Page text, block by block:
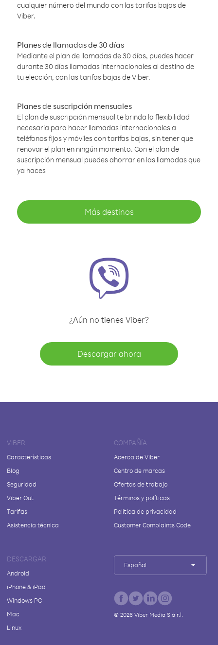
cualquier número del mundo con las tarifas bajas de
Viber.
Planes de llamadas de 30 días
Mediante el plan de llamadas de 30 días, puedes hacer
durante 30 días llamadas internacionales al destino de
tu elección, con las tarifas bajas de Viber.
Planes de suscripción mensuales
El plan de suscripción mensual te brinda la flexibilidad
necesaria para hacer llamadas internacionales a
teléfonos fijos y móviles con tarifas bajas, sin tener que
renovar el plan en ningún momento. Con el plan de
suscripción mensual puedes ahorrar en las llamadas que
ya haces
Más destinos
¿Aún no tienes Viber?
Descargar ahora
VIBER
Características
Blog
Seguridad
Viber Out
Tarifas
Asistencia técnica
COMPAÑÍA
Acerca de Viber
Centro de marcas
Ofertas de trabajo
Términos y políticas
Política de privacidad
Customer Complaints Code
DESCARGAR
Android
iPhone & iPad
Windows PC
Mac
Linux
Español
© 2026Viber Media S.à r.l.